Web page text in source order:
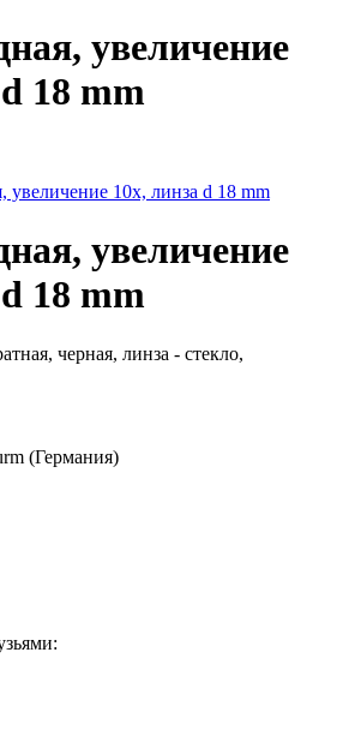
увеличение
18 mm
увеличение
18 mm
черная, линза - стекло,
(Германия)